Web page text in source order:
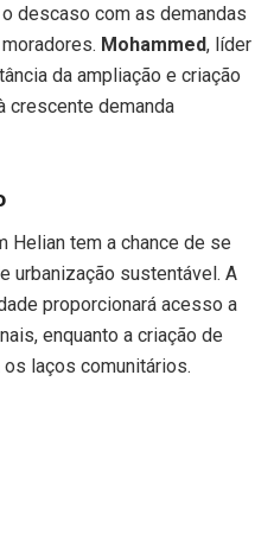
descaso com as demandas
Mohammed, líder
da ampliação e criação
crescente demanda
Helian tem a chance de se
urbanização sustentável. A
proporcionará acesso a
enquanto a criação de
laços comunitários.